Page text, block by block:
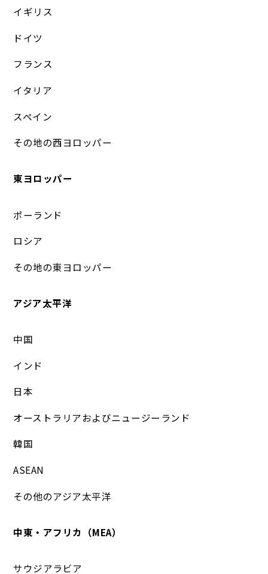
イギリス
ドイツ
フランス
イタリア
スペイン
その地の西ヨロッパー
東ヨロッパー
ポーランド
ロシア
その地の東ヨロッパー
アジア太平洋
中国
インド
日本
オーストラリアおよびニュージーランド
韓国
ASEAN
その他のアジア太平洋
中東・アフリカ（MEA）
サウジアラビア